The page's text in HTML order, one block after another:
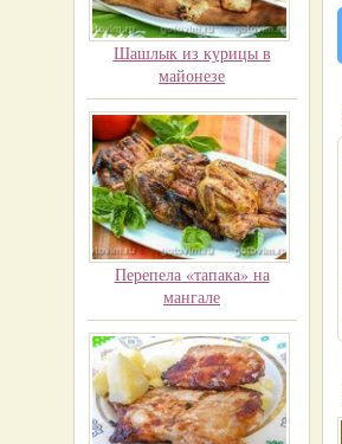
Шашлык из курицы в
майонезе
Перепела «тапака» на
мангале